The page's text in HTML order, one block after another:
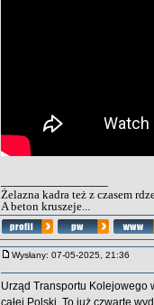
Żelazna kadra też z czasem
A beton kruszeje...
Wysłany: 07-05-2025, 21:36
Urząd Transportu Kolejowego
całej Polski. To już czwarte